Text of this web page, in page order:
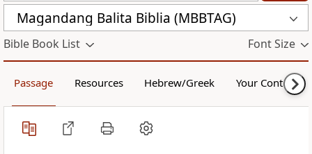
Magandang Balita Biblia (MBBTAG)
Bible Book List Font Size
Passage Resources Hebrew/Greek Your Content